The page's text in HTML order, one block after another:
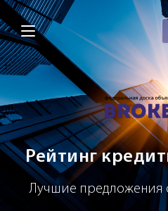
Brokery365 -
Рейтинг
Лучшие предложения